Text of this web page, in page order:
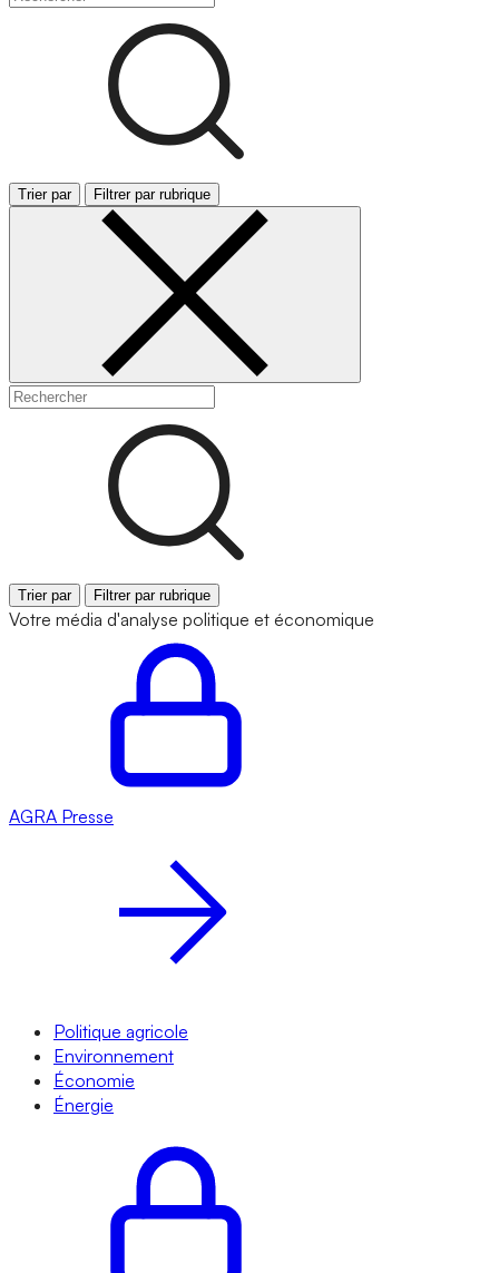
Trier par Filtrer par rubrique
Trier par Filtrer par rubrique
Votre média d'analyse politique et économique
AGRA Presse
Politique agricole
Environnement
Économie
Énergie